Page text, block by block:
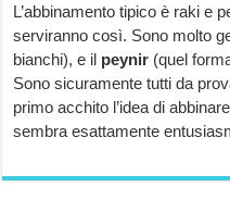
L’abbinamento tipico è raki e
serviranno così. Sono molto
bianchi), e il peynir (quel
Sono sicuramente tutti da
primo acchito l’idea di
sembra esattamente